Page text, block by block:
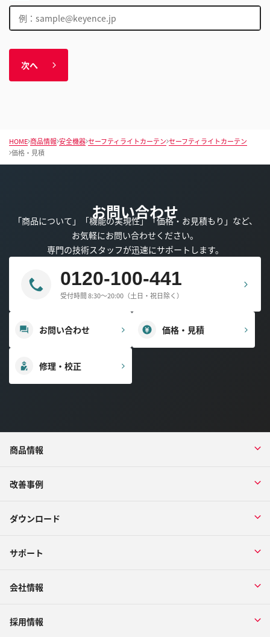
次へ
HOME 商品情報 安全機器 セーフティライトカーテン セーフティライトカーテン
価格・見積
お問い合わせ
「商品について」「機能の実現性」「価格・お見積もり」など、
お気軽にお問い合わせください。
専門の技術スタッフが迅速にサポートします。
0120-100-441
受付時間 8:30～20:00（土日・祝日除く）
お問い合わせ 価格・見積
修理・校正
商品情報
改善事例
ダウンロード
サポート
会社情報
採用情報